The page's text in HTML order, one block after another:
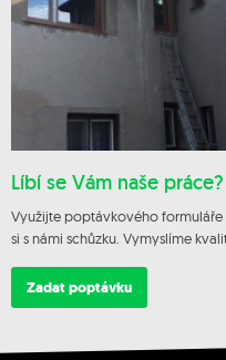
Líbí se Vám naše práce?
Využijte poptávkového formuláře
si s námi schůzku. Vymyslíme
Zadat poptávku